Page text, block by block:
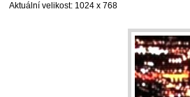
Aktuální velikost: 1024 x 768